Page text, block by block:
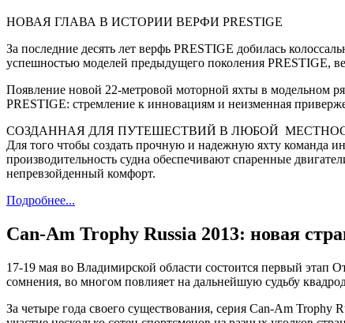
НОВАЯ ГЛАВА В ИСТОРИИ ВЕРФИ PRESTIGE
За последние десять лет верфь PRESTIGE добилась
успешностью моделей предыдущего поколения PRESTIGE,
Появление новой 22-метровой моторной яхты в модельном
PRESTIGE: стремление к инновациям и неизменная
СОЗДАННАЯ ДЛЯ ПУТЕШЕСТВИЙ В ЛЮБОЙ
Для того чтобы создать прочную и надежную яхту команда
производительность судна обеспечивают спаренные
непревзойденный комфорт.
Подробнее...
Can-Am Trophy Russia 2013: новая
17-19 мая во Владимирской области состоится первый этап
сомнения, во многом повлияет на дальнейшую судьбу
За четыре года своего существования, серия Can-Am